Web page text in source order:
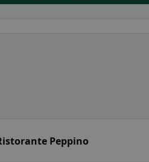
Peppino